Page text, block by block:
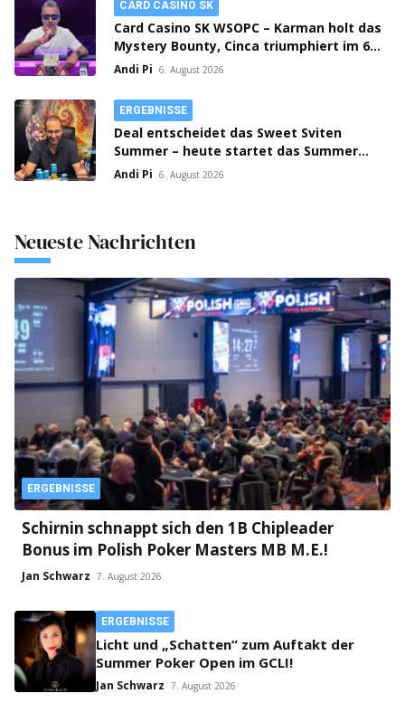
CARD CASINO SK
Card Casino SK WSOPC – Karman holt das
Mystery Bounty, Cinca triumphiert im 6-
Max!
Andi Pi 6. August 2026
ERGEBNISSE
Deal entscheidet das Sweet Sviten
Summer – heute startet das Summer
Open Bounty!
Andi Pi 6. August 2026
Neueste Nachrichten
ERGEBNISSE
Schirnin schnappt sich den 1B Chipleader
Bonus im Polish Poker Masters MB M.E.!
Jan Schwarz 7. August 2026
ERGEBNISSE
Licht und „Schatten“ zum Auftakt der
Summer Poker Open im GCLI!
Jan Schwarz 7. August 2026